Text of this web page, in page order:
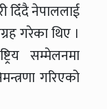
दिँदै नेपाललाई
गरेका थिए ।
सम्मेलनमा
गरिएको